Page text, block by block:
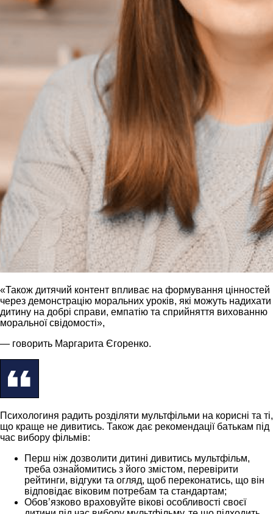
«Також дитячий контент впливає на формування цінностей
через демонстрацію моральних уроків, які можуть надихати
дитину на добрі справи, емпатію та сприйняття вихованню
моральної свідомості»,
— говорить Маргарита Єгоренко.
Психологиня радить розділяти мультфільми на корисні та ті,
що краще не дивитись. Також дає рекомендації батькам під
час вибору фільмів:
Перш ніж дозволити дитині дивитись мультфільм,
треба ознайомитись з його змістом, перевірити
рейтинги, відгуки та огляд, щоб переконатись, що він
відповідає віковим потребам та стандартам;
Обов’язково враховуйте вікові особливості своєї